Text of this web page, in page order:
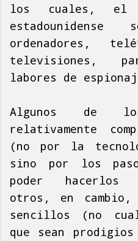
los cuales, el
ordenadores,
televisiones,
labores de
Algunos de
relativamente
(no por la
sino por los
poder hacerlos
otros, en cambio,
sencillos (no
que sean